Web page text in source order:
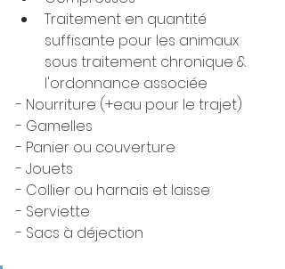
Traitement en quantité
suffisante pour les animaux
sous traitement chronique &
l'ordonnance associée
- Nourriture (+eau pour le trajet)
- Gamelles
- Panier ou couverture
- Jouets
- Collier ou harnais et laisse
- Serviette
- Sacs à déjection